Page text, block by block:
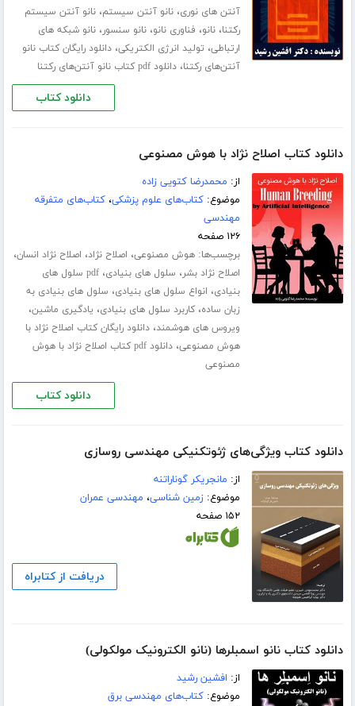
آنتن های نوری،نانو آنتن سیستم،نانو آنتن سیستم
رکتنا،نانو، فناوری نانو،نانو سنسور،نانو شبکه های
ارتباطی، تولید انرژی الکتریکی،دانلود رایگان کتاب نانو
آنتن‌های رکتنا،دانلود pdf کتاب نانو آنتن‌های رکتنا
دانلود کتاب
دانلود کتاب اصلاح نژاد با هوش مصنوعی
از: محمدرضا کتویی زاده
موضوع:کتاب‌های علوم پزشکی،کتاب‌های متفرقه
مهندسی
۱۲۶ صفحه
برچسب‌ها:هوش مصنوعی، اصلاح نژاد، اصلاح نژاد انسان،
اصلاح نژاد بشر، سلول های بنیادی،
pdf سلول های
بنیادی، انواع سلول های بنیادی، سلول های بنیادی به
زبان ساده،کاربرد سلول های بنیادی، یادگیری ماشین،
ویروس های هوشمند،دانلود رایگان کتاب اصلاح نژاد با
هوش مصنوعی،
دانلود pdf کتاب اصلاح نژاد با هوش
مصنوعی
دانلود کتاب
دانلود کتاب ویژگی‌های ژئوتکنیکی مهندسی روسازی
از: مانجریکر گوناراتنه
موضوع:زمین شناسی، مهندسی عمران
۱۵۲ صفحه
دریافت از کتابراه
دانلود کتاب نانو اسمبلرها (نانو الکترونیک مولکولی)
از: افشین رشید
موضوع:کتاب‌های مهندسی برق